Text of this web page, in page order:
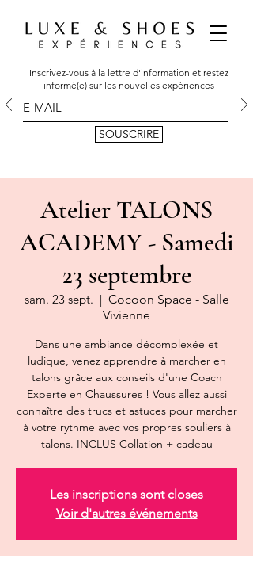
Inscrivez-vous à la lettre d'information et restez
informé(e) sur les nouvelles expériences
SOUSCRIRE
Atelier TALONS
ACADEMY - Samedi
23 septembre
sam. 23 sept.
  |
Cocoon Space - Salle
Vivienne
Dans une ambiance décomplexée et
ludique, venez apprendre à marcher en
talons grâce aux conseils d'une Coach
Experte en Chaussures ! Vous allez aussi
connaître des trucs et astuces pour marcher
à votre rythme avec vos propres souliers à
talons. INCLUS Collation + cadeau
Les inscriptions sont closes
Voir d'autres événements